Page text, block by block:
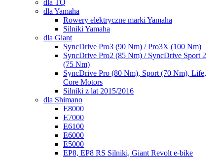
dla TQ
dla Yamaha
Rowery elektryczne marki Yamaha
Silniki Yamaha
dla Giant
SyncDrive Pro3 (90 Nm) / Pro3X (100 Nm)
SyncDrive Pro2 (85 Nm) / SyncDrive Sport 2
(75 Nm)
SyncDrive Pro (80 Nm), Sport (70 Nm), Life,
Core Motors
Silniki z lat 2015/2016
dla Shimano
E8000
E7000
E6100
E6000
E5000
EP8, EP8 RS Silniki, Giant Revolt e-bike